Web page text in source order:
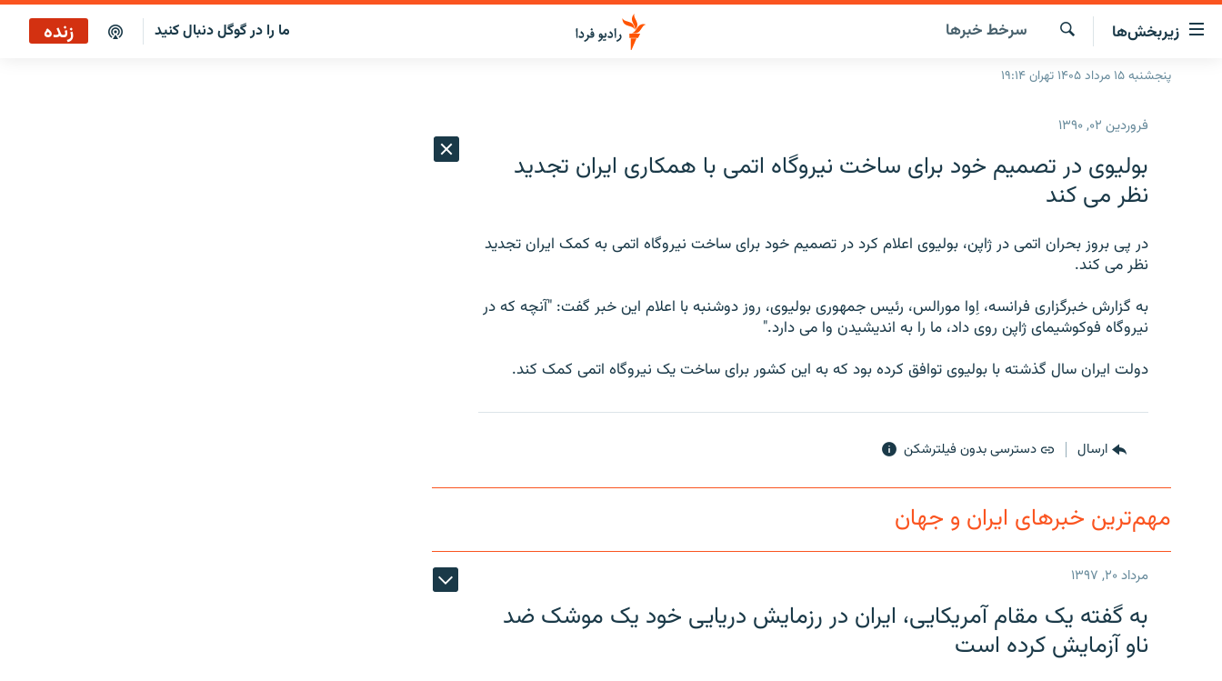
لینک‌های
قابلیت
دسترسی
زیربخش‌ها
صفحه اصلی
انتخاب کنید و بشنوید
برنامه‌های رادیویی
چندرسانه‌ای
گزارش‌های تصویری
گزارش‌های ویدئویی
جستجو
سرخط‌ خبرها ما را در گوگل دنبال کنید زنده
پنجشنبه ۱۵ مرداد ۱۴۰۵ تهران ۱۹:۱۴
فروردین ۰۲, ۱۳۹۰
بولیوی در تصمیم خود برای ساخت نیروگاه اتمی با همکاری ایران تجدید
نظر می کند
در پی بروز بحران اتمی در ژاپن، بولیوی اعلام کرد در تصمیم خود برای ساخت نیروگاه اتمی به کمک ایران تجدید
نظر می کند.
به گزارش خبرگزاری فرانسه، اِوا مورالس، رئیس جمهوری بولیوی، روز دوشنبه با اعلام این خبر گفت: "آنچه که در
نیروگاه فوکوشیمای ژاپن روی داد، ما را به اندیشیدن وا می دارد."
دولت ایران سال گذشته با بولیوی توافق کرده بود که به این کشور برای ساخت یک نیروگاه اتمی کمک کند.
ارسال دسترسی بدون فیلترشکن
مهم‌ترین خبرهای ایران و جهان
مرداد ۲۰, ۱۳۹۷
به گفته یک مقام آمریکایی، ایران در رزمایش دریایی خود یک موشک ضد
ناو آزمایش کرده است